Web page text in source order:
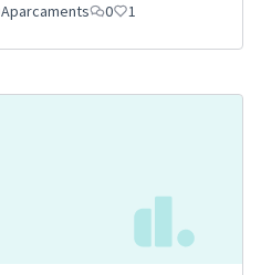
Aparcaments 0 1